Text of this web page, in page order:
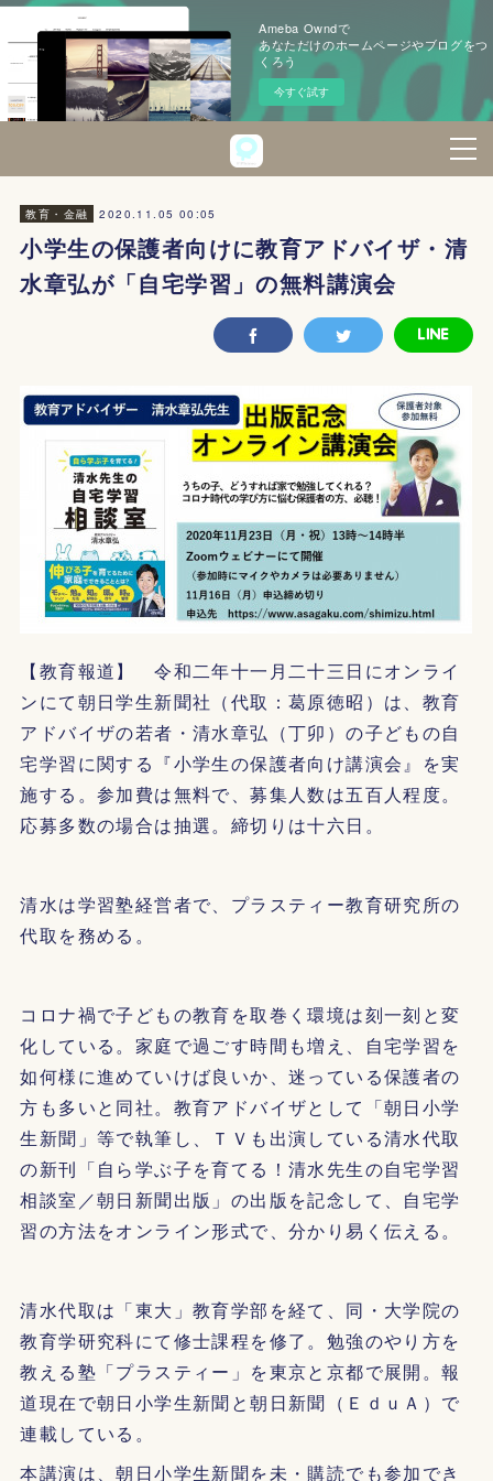
Ameba Owndで
あなただけのホームページやブログをつ
くろう
今すぐ試す
教育・金融 2020.11.05 00:05
小学生の保護者向けに教育アドバイザ・清
水章弘が「自宅学習」の無料講演会
【教育報道】 令和二年十一月二十三日にオンライ
ンにて朝日学生新聞社（代取：葛原徳昭）は、教育
アドバイザの若者・清水章弘（丁卯）の子どもの自
宅学習に関する『小学生の保護者向け講演会』を実
施する。参加費は無料で、募集人数は五百人程度。
応募多数の場合は抽選。締切りは十六日。
清水は学習塾経営者で、プラスティー教育研究所の
代取を務める。
コロナ禍で子どもの教育を取巻く環境は刻一刻と変
化している。家庭で過ごす時間も増え、自宅学習を
如何様に進めていけば良いか、迷っている保護者の
方も多いと同社。教育アドバイザとして「朝日小学
生新聞」等で執筆し、ＴＶも出演している清水代取
の新刊「自ら学ぶ子を育てる！清水先生の自宅学習
相談室／朝日新聞出版」の出版を記念して、自宅学
習の方法をオンライン形式で、分かり易く伝える。
清水代取は「東大」教育学部を経て、同・大学院の
教育学研究科にて修士課程を修了。勉強のやり方を
教える塾「プラスティー」を東京と京都で展開。報
道現在で朝日小学生新聞と朝日新聞（ＥｄｕＡ）で
連載している。
本講演は、朝日小学生新聞を未・購読でも参加でき